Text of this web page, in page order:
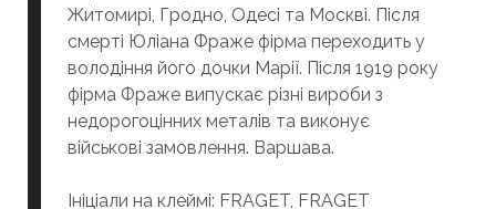
Житомирі, Гродно, Одесі та Москві. Після
смерті Юліана Фраже фірма переходить у
володіння його дочки Марії. Після 1919 року
фірма Фраже випускає різні вироби з
недорогоцінних металів та виконує
військові замовлення. Варшава.
Ініціали на клеймі: FRAGET, FRAGET